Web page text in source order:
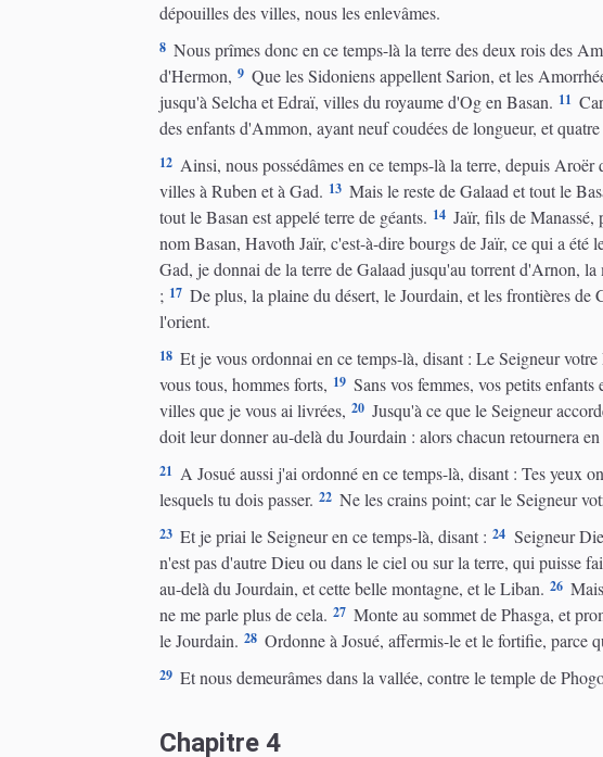
dépouilles des villes, nous les enlevâmes.
8 Nous prîmes donc en ce temps-là la terre des deux rois des
d'Hermon, 9 Que les Sidoniens appellent Sarion, et les
jusqu'à Selcha et Edraï, villes du royaume d'Og en Basan. 11
des enfants d'Ammon, ayant neuf coudées de longueur, et
12 Ainsi, nous possédâmes en ce temps-là la terre, depuis
villes à Ruben et à Gad. 13 Mais le reste de Galaad et tout le
tout le Basan est appelé terre de géants. 14 Jaïr, fils de
nom Basan, Havoth Jaïr, c'est-à-dire bourgs de Jaïr, ce qui a été
Gad, je donnai de la terre de Galaad jusqu'au torrent d'Arnon,
; 17 De plus, la plaine du désert, le Jourdain, et les frontières de
l'orient.
18 Et je vous ordonnai en ce temps-là, disant : Le Seigneur
vous tous, hommes forts, 19 Sans vos femmes, vos petits
villes que je vous ai livrées, 20 Jusqu'à ce que le Seigneur
doit leur donner au-delà du Jourdain : alors chacun retournera
21 A Josué aussi j'ai ordonné en ce temps-là, disant : Tes yeux
lesquels tu dois passer. 22 Ne les crains point; car le Seigneur
23 Et je priai le Seigneur en ce temps-là, disant : 24 Seigneur
n'est pas d'autre Dieu ou dans le ciel ou sur la terre, qui puisse
au-delà du Jourdain, et cette belle montagne, et le Liban. 26
ne me parle plus de cela. 27 Monte au sommet de Phasga, et
le Jourdain. 28 Ordonne à Josué, affermis-le et le fortifie, parce
29 Et nous demeurâmes dans la vallée, contre le temple de
Chapitre 4